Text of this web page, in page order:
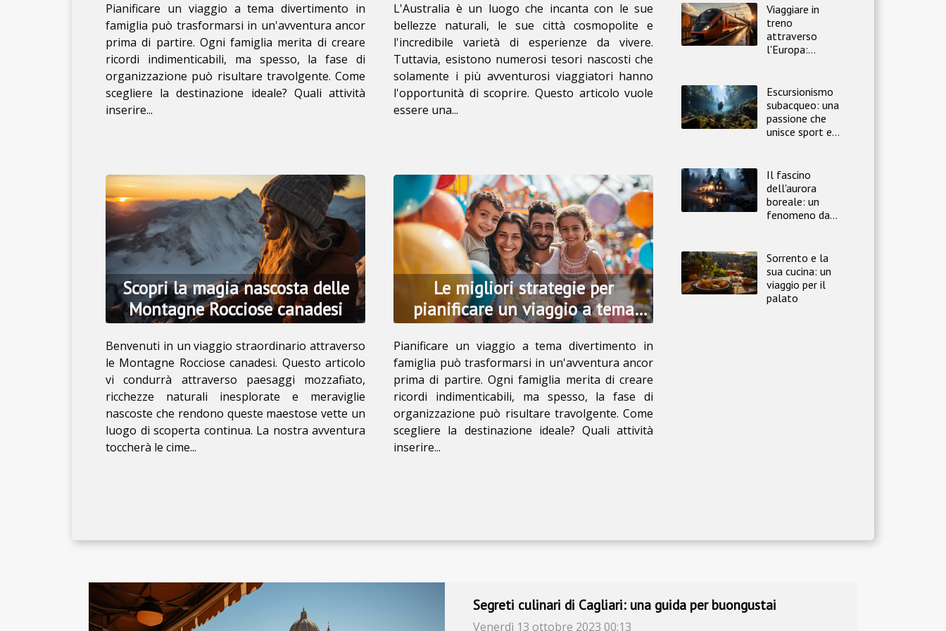
Pianificare un viaggio a tema divertimento in
famiglia può trasformarsi in un'avventura ancor
prima di partire. Ogni famiglia merita di creare
ricordi indimenticabili, ma spesso, la fase di
organizzazione può risultare travolgente. Come
scegliere la destinazione ideale? Quali attività
inserire...
L'Australia è un luogo che incanta con le sue
bellezze naturali, le sue città cosmopolite e
l'incredibile varietà di esperienze da vivere.
Tuttavia, esistono numerosi tesori nascosti che
solamente i più avventurosi viaggiatori hanno
l'opportunità di scoprire. Questo articolo vuole
essere una...
Scopri la magia nascosta delle
Montagne Rocciose canadesi
Benvenuti in un viaggio straordinario attraverso
le Montagne Rocciose canadesi. Questo articolo
vi condurrà attraverso paesaggi mozzafiato,
ricchezze naturali inesplorate e meraviglie
nascoste che rendono queste maestose vette un
luogo di scoperta continua. La nostra avventura
toccherà le cime...
Le migliori strategie per
pianificare un viaggio a tema
divertimento in famiglia
Pianificare un viaggio a tema divertimento in
famiglia può trasformarsi in un'avventura ancor
prima di partire. Ogni famiglia merita di creare
ricordi indimenticabili, ma spesso, la fase di
organizzazione può risultare travolgente. Come
scegliere la destinazione ideale? Quali attività
inserire...
Viaggiare in
treno
attraverso
l'Europa:
Escursionismo
subacqueo: una
passione che
unisce sport e
Il fascino
dell'aurora
boreale: un
fenomeno da
Sorrento e la
sua cucina: un
viaggio per il
palato
Scopri la magia nascosta delle Montagne Rocciose canadesi
Venerdì 13 ottobre 2023 00:13